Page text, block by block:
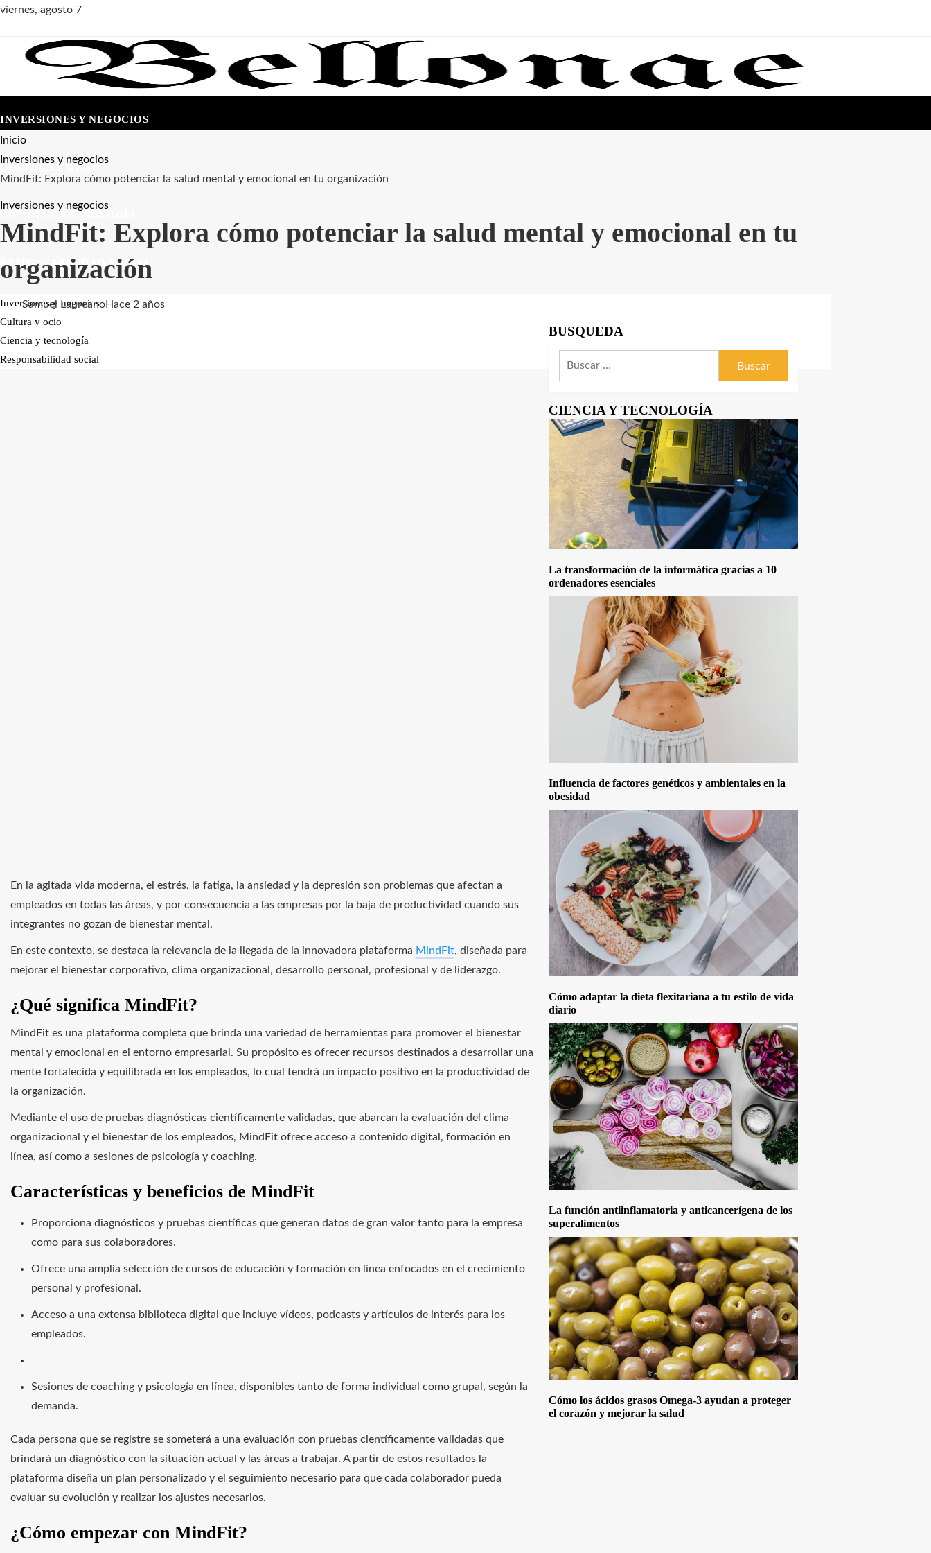
viernes, agosto 7
INVERSIONES Y NEGOCIOS
CULTURA Y OCIO
RESPONSABILIDAD SOCIAL
Inversiones y negocios
Cultura y ocio
Ciencia y tecnología
Responsabilidad social
Inicio
Inversiones y negocios
MindFit: Explora cómo potenciar la salud mental y emocional en tu organización
Inversiones y negocios
MindFit: Explora cómo potenciar la salud mental y emocional en tu
organización
Samuel LaureanoHace 2 años
En la agitada vida moderna, el estrés, la fatiga, la ansiedad y la depresión son problemas que afectan a
empleados en todas las áreas, y por consecuencia a las empresas por la baja de productividad cuando sus
integrantes no gozan de bienestar mental.
En este contexto, se destaca la relevancia de la llegada de la innovadora plataforma MindFit, diseñada para
mejorar el bienestar corporativo, clima organizacional, desarrollo personal, profesional y de liderazgo.
¿Qué significa MindFit?
MindFit es una plataforma completa que brinda una variedad de herramientas para promover el bienestar
mental y emocional en el entorno empresarial. Su propósito es ofrecer recursos destinados a desarrollar una
mente fortalecida y equilibrada en los empleados, lo cual tendrá un impacto positivo en la productividad de
la organización.
Mediante el uso de pruebas diagnósticas científicamente validadas, que abarcan la evaluación del clima
organizacional y el bienestar de los empleados, MindFit ofrece acceso a contenido digital, formación en
línea, así como a sesiones de psicología y coaching.
Características y beneficios de MindFit
Proporciona diagnósticos y pruebas científicas que generan datos de gran valor tanto para la empresa
como para sus colaboradores.
Ofrece una amplia selección de cursos de educación y formación en línea enfocados en el crecimiento
personal y profesional.
Acceso a una extensa biblioteca digital que incluye vídeos, podcasts y artículos de interés para los
empleados.
Sesiones de coaching y psicología en línea, disponibles tanto de forma individual como grupal, según la
demanda.
Cada persona que se registre se someterá a una evaluación con pruebas científicamente validadas que
brindará un diagnóstico con la situación actual y las áreas a trabajar. A partir de estos resultados la
plataforma diseña un plan personalizado y el seguimiento necesario para que cada colaborador pueda
evaluar su evolución y realizar los ajustes necesarios.
¿Cómo empezar con MindFit?
BUSQUEDA
Buscar:
CIENCIA Y TECNOLOGÍA
La transformación de la informática gracias a 10
ordenadores esenciales
Influencia de factores genéticos y ambientales en la
obesidad
Cómo adaptar la dieta flexitariana a tu estilo de vida
diario
La función antiinflamatoria y anticancerígena de los
superalimentos
Cómo los ácidos grasos Omega-3 ayudan a proteger
el corazón y mejorar la salud